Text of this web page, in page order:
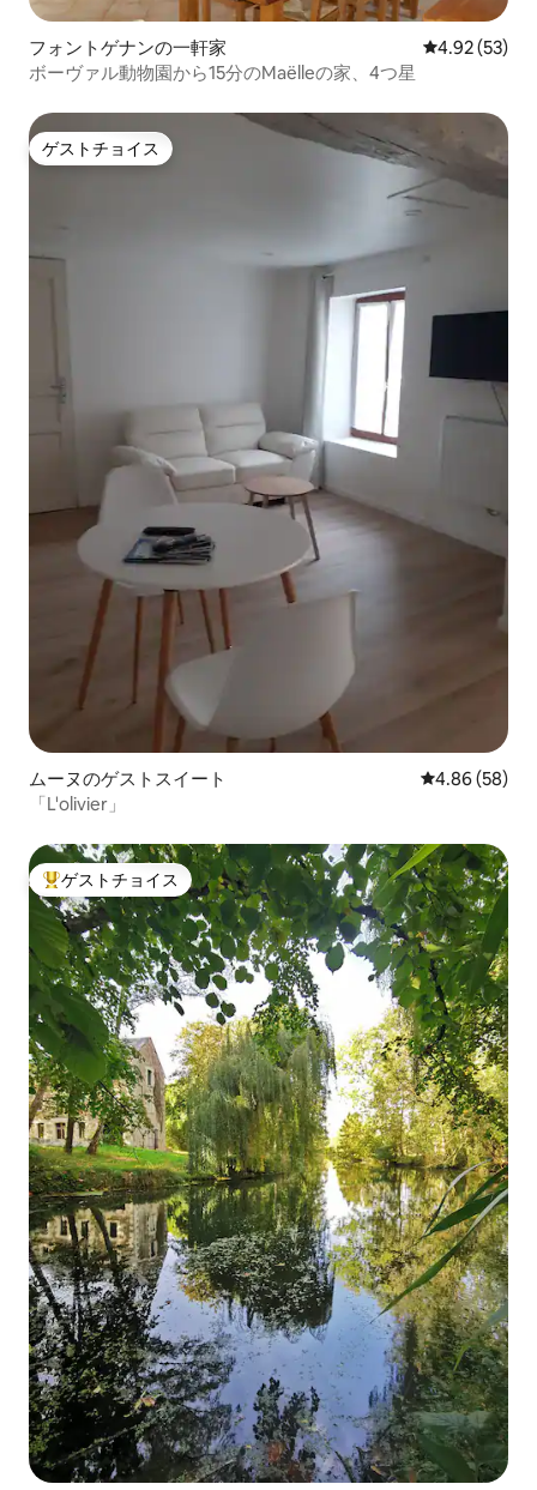
フォントゲナンの一軒家 レビュー53
4.92 (53)
ボーヴァル動物園から15分のMaëlleの家、4つ星
ゲストチョイス
ゲストチョイス
ムーヌのゲストスイート レビュー58
4.86 (58)
「L'olivier」
大好評のゲストチョイスです。
ゲストチョイス